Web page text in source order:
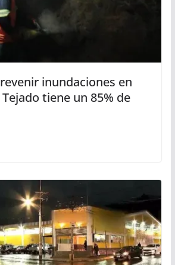
inundaciones en
tiene un 85% de